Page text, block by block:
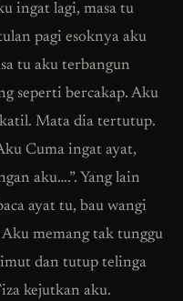
ingat lagi, masa tu
pagi esoknya aku
tu aku terbangun
seperti bercakap. Aku
katil. Mata dia tertutup.
Cuma ingat ayat,
aku….”. Yang lain
ayat tu, bau wangi
memang tak tunggu
dan tutup telinga
kejutkan aku.